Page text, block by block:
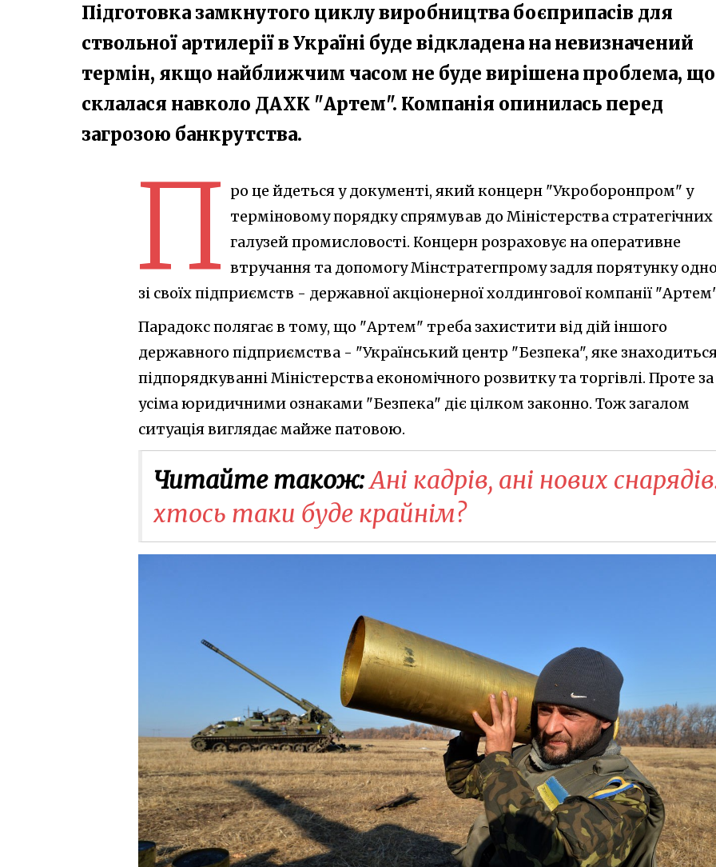
Підготовка замкнутого циклу виробництва боєприпасів для
ствольної артилерії в Україні буде відкладена на невизначений
термін, якщо найближчим часом не буде вирішена проблема, що
склалася навколо ДАХК "Артем". Компанія опинилась перед
загрозою банкрутства.
П ро це йдеться у документі, який концерн "Укроборонпром" у
терміновому порядку спрямував до Міністерства стратегічних
галузей промисловості. Концерн розраховує на оперативне
втручання та допомогу Мінстратегпрому задля порятунку
зі своїх підприємств - державної акціонерної холдингової компанії
Парадокс полягає в тому, що "Артем" треба захистити від дій іншого
державного підприємства - "Український центр "Безпека", яке
підпорядкуванні Міністерства економічного розвитку та торгівлі. Проте за
усіма юридичними ознаками "Безпека" діє цілком законно. Тож загалом
ситуація виглядає майже патовою.
Читайте також:Ані кадрів, ані нових
хтось таки буде крайнім?